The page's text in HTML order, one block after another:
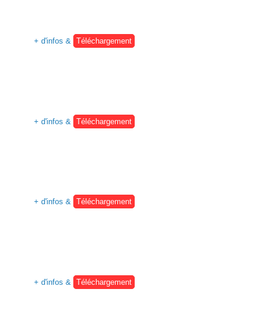
+ d'infos &
Téléchargement
+ d'infos &
Téléchargement
+ d'infos & Téléchargement
+ d'infos & Téléchargement